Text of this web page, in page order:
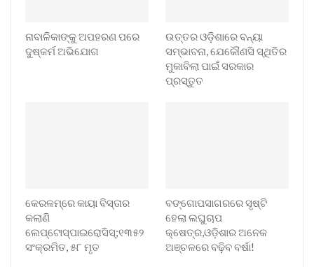
ନାବାଳିକାଙ୍କୁ ଅପହରଣ ପରେ
ଦୁଷ୍କର୍ମ ଅଭିଯୋଗ
ଉତ୍ତର ଓଡ଼ିଶାରେ ବନ୍ୟା
ସମ୍ଭାବନା, ଯେକୌଣସି ସ୍ଥିତିର
ମୁକାବିଲା ପାଇଁ ସରକାର
ପ୍ରସ୍ତୁତ
କେରଳମ୍‌ରେ କାୟା ବିସ୍ତାର
କଲାଣି
ଲେପ୍ଟୋସ୍ପାଇରୋସିସ୍;୧୩୫୨
ସଂକ୍ରମିତ, ୫୮ ମୃତ
ବଙ୍ଗୋପସାଗରରେ ସୃଷ୍ଟି
ହେଲା ଲଘୁଚାପ
କ୍ଷେତ୍ର,ଓଡ଼ିଶାର ଅନେକ
ଅଞ୍ଚଳରେ ବଢ଼ିବ ବର୍ଷା!